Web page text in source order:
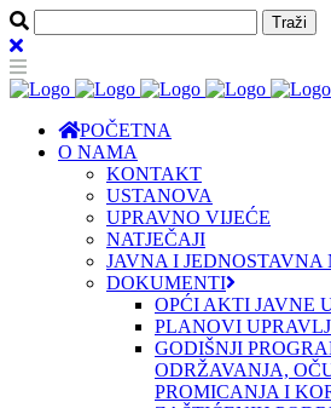
POČETNA
O NAMA
KONTAKT
USTANOVA
UPRAVNO VIJEĆE
NATJEČAJI
JAVNA I JEDNOSTAVNA
DOKUMENTI
OPĆI AKTI JAVNE
PLANOVI
GODIŠNJI
ODRŽAVANJA,
PROMICANJA I